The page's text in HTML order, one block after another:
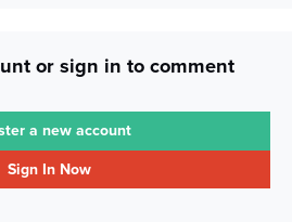
or sign in to comment
a new account
Sign In Now